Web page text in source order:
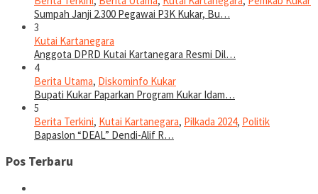
Sumpah Janji 2.300 Pegawai P3K Kukar, Bu…
3
Kutai Kartanegara
Anggota DPRD Kutai Kartanegara Resmi Dil…
4
Berita Utama, Diskominfo Kukar
Bupati Kukar Paparkan Program Kukar Idam…
5
Berita Terkini, Kutai Kartanegara, Pilkada 2024, Politik
Bapaslon “DEAL” Dendi-Alif R…
Pos Terbaru